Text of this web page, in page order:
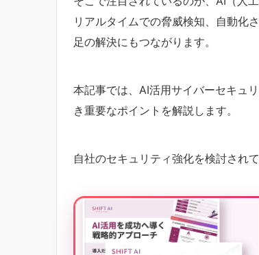
リアルタイムでの脅威検知、自動化
足の解決にもつながります。
本記事では、AI活用サイバーセキュ
き重要なポイントを解説します。
自社のセキュリティ強化を検討され